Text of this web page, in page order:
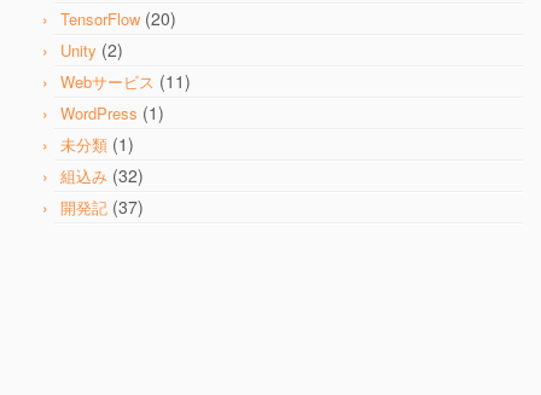
TensorFlow (20)
Unity (2)
Webサービス (11)
WordPress (1)
未分類 (1)
組込み (32)
開発記 (37)